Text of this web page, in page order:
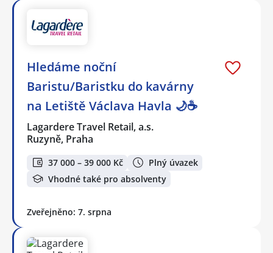
Hledáme noční
Baristu/Baristku do kavárny
na Letiště Václava Havla 🌙☕
Lagardere Travel Retail, a.s.
Ruzyně, Praha
37 000 – 39 000 Kč
Plný úvazek
Vhodné také pro absolventy
Zveřejněno: 7. srpna